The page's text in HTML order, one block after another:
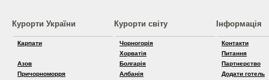
Курорти України
Карпати
Азов
Причорноморря
Курорти світу
Чорногорія
Хорватія
Болгарія
Албанія
Інформація
Контакти
Питання
Партнерство
Додати готель